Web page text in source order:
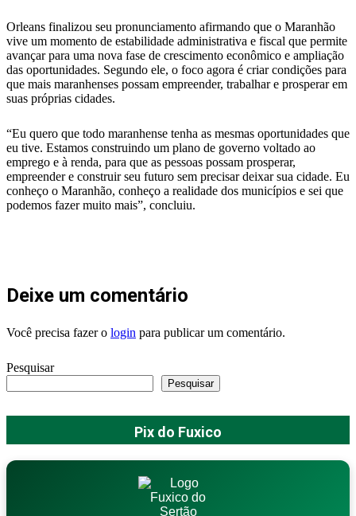
Orleans finalizou seu pronunciamento afirmando que o Maranhão
vive um momento de estabilidade administrativa e fiscal que permite
avançar para uma nova fase de crescimento econômico e ampliação
das oportunidades. Segundo ele, o foco agora é criar condições para
que mais maranhenses possam empreender, trabalhar e prosperar em
suas próprias cidades.
“Eu quero que todo maranhense tenha as mesmas oportunidades que
eu tive. Estamos construindo um plano de governo voltado ao
emprego e à renda, para que as pessoas possam prosperar,
empreender e construir seu futuro sem precisar deixar sua cidade. Eu
conheço o Maranhão, conheço a realidade dos municípios e sei que
podemos fazer muito mais”, concluiu.
Deixe um comentário
Você precisa fazer o login para publicar um comentário.
Pesquisar
Pesquisar
Pix do Fuxico